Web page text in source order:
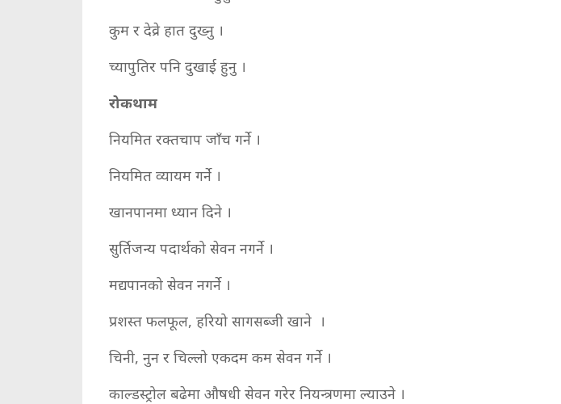
कुम र देव्रे हात दुख्नु ।
च्यापुतिर पनि दुखाई हुनु ।
रोकथाम
नियमित रक्तचाप जाँच गर्ने ।
नियमित व्यायम गर्ने ।
खानपानमा ध्यान दिने ।
सुर्तिजन्य पदार्थको सेवन नगर्ने ।
मद्यपानको सेवन नगर्ने ।
प्रशस्त फलफूल, हरियो सागसब्जी खाने ।
चिनी, नुन र चिल्लो एकदम कम सेवन गर्ने ।
काल्डस्ट्रोल बढेमा औषधी सेवन गरेर नियन्त्रणमा ल्याउने ।